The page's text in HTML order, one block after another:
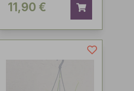
11,90 €